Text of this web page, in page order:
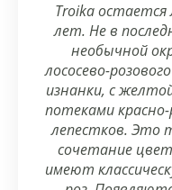
Troika
лет. Не в
необычной
лососево-
изнанки, с
потеками
лепестков. Это
сочетание
имеют